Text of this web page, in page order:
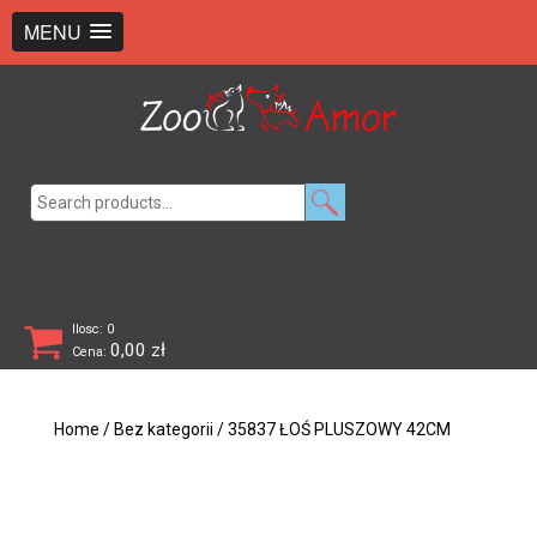
MENU
Ilosc: 0
Cena: 0,00 zł
Home / Bez kategorii / 35837 ŁOŚ PLUSZOWY 42CM